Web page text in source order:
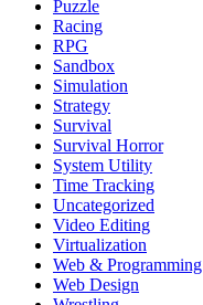
Puzzle
Racing
RPG
Sandbox
Simulation
Strategy
Survival
Survival Horror
System Utility
Time Tracking
Uncategorized
Video Editing
Virtualization
Web & Programming
Web Design